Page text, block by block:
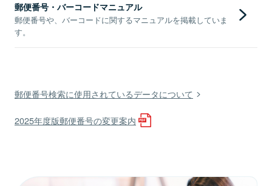
郵便番号・バーコードマニュアル
郵便番号や、バーコードに関するマニュアルを掲載していま
す。
郵便番号検索に使用されているデータについて
2025年度版郵便番号の変更案内